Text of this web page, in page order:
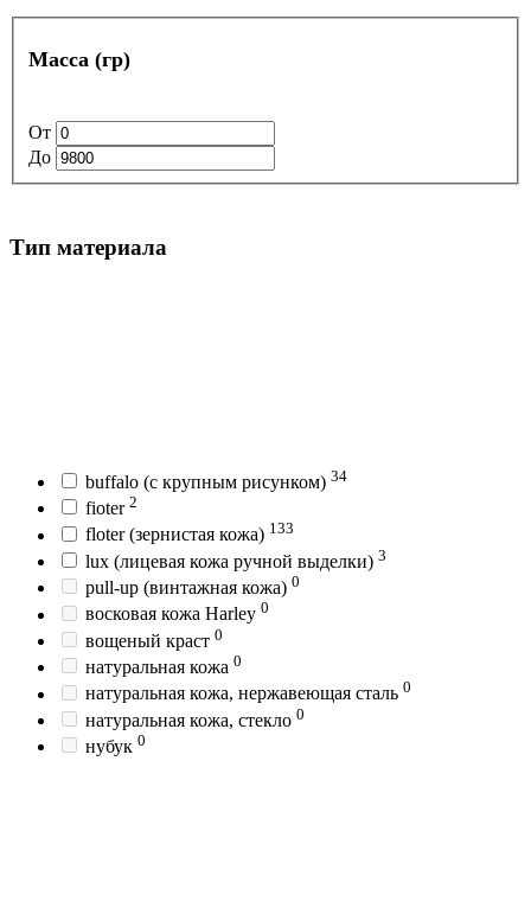
Масса (гр)
От
До
Тип материала
buffalo (с крупным рисунком) 34
fioter 2
floter (зернистая кожа) 133
lux (лицевая кожа ручной выделки) 3
pull-up (винтажная кожа) 0
восковая кожа Harley 0
вощеный краст 0
натуральная кожа 0
натуральная кожа, нержавеющая сталь 0
натуральная кожа, стекло 0
нубук 0